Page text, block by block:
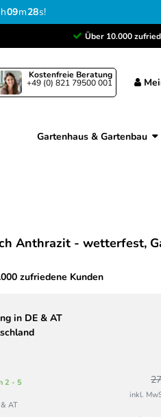
h09m27s!
Über 10.000
Kostenfreie Beratung
+49 (0) 821 79500 001
Gartenhaus & Gartenbau
Anthrazit - wetterfest,
zufriedene Kunden
in DE & AT
2 - 5
AT
inkl.